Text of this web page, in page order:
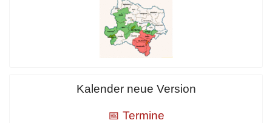
Kalender neue Version
📅 Termine